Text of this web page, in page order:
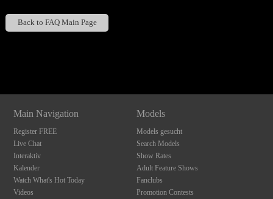
Back to FAQ Main Page
Main Navigation
Register FREE
Live Chat
Interaktiv
Kalender
Watch What's Hot Today
Videos
Models
Models gesucht
Search Models
Show Rates
Adult Feature Shows
Fanclubs
Promotion Contests
120
F
R
E
E
C
R
E
DI
T
S